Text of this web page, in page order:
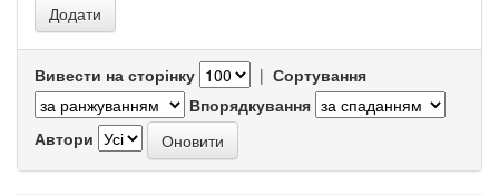
Вивести на сторінку | Сортування
Впорядкування
Автори